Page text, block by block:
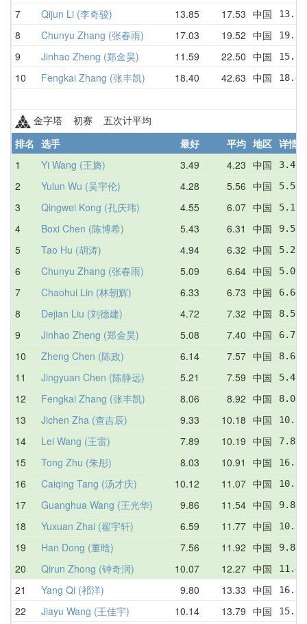
7 Qijun Li (李奇骏) 13.85 17.53 中国
8 Chunyu Zhang (张春雨) 17.03 19.52 中国
9 Jinhao Zheng (郑金昊) 11.59 22.50 中国
10 Fengkai Zhang (张丰凯) 18.40 42.63 中国
金字塔 初赛 五次计平均
排名 选手 最好 平均 地区 详情
1
Yi Wang (王旖) 3.49 4.23 中国
2 Yulun Wu (吴宇伦) 4.28 5.56 中国
3 Qingwei Kong (孔庆玮) 4.55 6.07 中国
4 Boxi Chen (陈博希) 5.43 6.31 中国
5 Tao Hu (胡涛) 4.94 6.32 中国
6 Chunyu Zhang (张春雨) 5.09 6.64 中国
7 Chaohui Lin (林朝辉) 6.33 6.73 中国
8 Dejian Liu (刘德建) 4.72 7.32 中国
9 Jinhao Zheng (郑金昊) 5.08 7.40 中国
10 Zheng Chen (陈政) 6.14 7.57 中国
11 Jingyuan Chen (陈静远) 5.21 7.59 中国
12 Fengkai Zhang (张丰凯) 8.06 8.92 中国
13 Jichen Zha (查吉辰) 9.33 10.18 中国
14 Lei Wang (王雷) 7.89 10.19 中国
15 Tong Zhu (朱彤) 8.03 10.91 中国
16 Caiqing Tang (汤才庆) 10.12 11.07 中国
17 Guanghua Wang (王光华) 9.86 11.54 中国
18 Yuxuan Zhai (翟宇轩) 6.59 11.77 中国
19 Han Dong (董晗) 7.56 11.92 中国
20 Qirun Zhong (钟奇润) 10.07 12.27 中国
21 Yang Qi (祁洋) 9.80 13.33 中国
22 Jiayu Wang (王佳宇) 10.14 13.79 中国